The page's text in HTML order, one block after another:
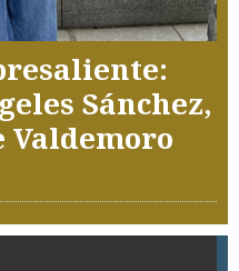
Sánchez,
Valdemoro